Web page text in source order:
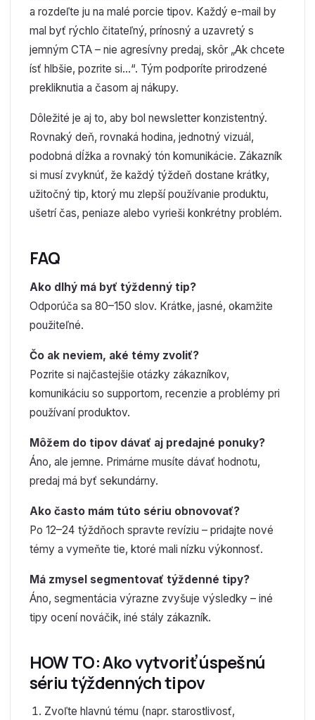
a rozdeľte ju na malé porcie tipov. Každý e-mail by
mal byť rýchlo čitateľný, prínosný a uzavretý s
jemným CTA – nie agresívny predaj, skôr „Ak chcete
ísť hlbšie, pozrite si…“. Tým podporíte prirodzené
prekliknutia a časom aj nákupy.
Dôležité je aj to, aby bol newsletter konzistentný.
Rovnaký deň, rovnaká hodina, jednotný vizuál,
podobná dĺžka a rovnaký tón komunikácie. Zákazník
si musí zvyknúť, že každý týždeň dostane krátky,
užitočný tip, ktorý mu zlepší používanie produktu,
ušetrí čas, peniaze alebo vyrieši konkrétny problém.
FAQ
Ako dlhý má byť týždenný tip?
Odporúča sa 80–150 slov. Krátke, jasné, okamžite
použiteľné.
Čo ak neviem, aké témy zvoliť?
Pozrite si najčastejšie otázky zákazníkov,
komunikáciu so supportom, recenzie a problémy pri
používaní produktov.
Môžem do tipov dávať aj predajné ponuky?
Áno, ale jemne. Primárne musíte dávať hodnotu,
predaj má byť sekundárny.
Ako často mám túto sériu obnovovať?
Po 12–24 týždňoch spravte revíziu – pridajte nové
témy a vymeňte tie, ktoré mali nízku výkonnosť.
Má zmysel segmentovať týždenné tipy?
Áno, segmentácia výrazne zvyšuje výsledky – iné
tipy ocení nováčik, iné stály zákazník.
HOW TO: Ako vytvoriť úspešnú
sériu týždenných tipov
Zvoľte hlavnú tému (napr. starostlivosť,